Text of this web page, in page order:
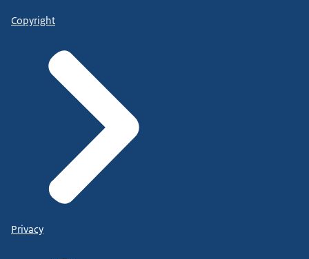
Copyright
Privacy